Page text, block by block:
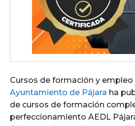
Cursos de formación y empleo
Ayuntamiento de Pájara ha
de cursos de formación
perfeccionamiento AEDL